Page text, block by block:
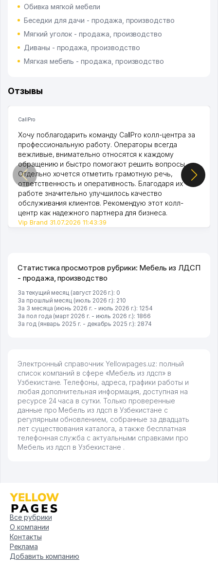
Обивка мягкой мебели
Беседки для дачи - продажа, производство
Мягкий уголок - продажа, производство
Диваны - продажа, производство
Мягкая мебель - продажа, производство
Отзывы
CallPro
Хочу поблагодарить команду CallPro колл-центра за
профессиональную работу. Операторы всегда
вежливые, внимательно относятся к каждому
обращению и быстро помогают решить вопросы.
Отдельно хочется отметить грамотную речь,
ответственность и оперативность. Благодаря их
работе значительно улучшилось качество
обслуживания клиентов. Рекомендую этот колл-
центр как надежного партнера для бизнеса.
Vip Brand 31.07.2026 11:43:39
Статистика просмотров рубрики: Мебель из ЛДСП
- продажа, производство
За текущий месяц (август 2026 г.): 0
За прошлый месяц (июль 2026 г.): 210
За 3 месяца (июнь 2026 г. - июль 2026 г.): 1254
За пол года (март 2026 г. - июль 2026 г.): 1866
За год (январь 2025 г. - декабрь 2025 г.): 2874
Электронный справочник Yellowpages.uz: полный
список компаний в сфере «Мебель из лдсп» в
Узбекистане. Телефоны, адреса, графики работы и
любая дополнительная информация, доступная на
ресурсе 24 часа в сутки. Только проверенные
данные про Мебель из лдсп в Узбекистане с
регулярным обновлением, собранные за двадцать
лет существования каталога, а также бесплатная
телефонная служба с актуальными справками про
Мебель из лдсп в Узбекистане .
Все рубрики
О компании
Контакты
Реклама
Добавить компанию